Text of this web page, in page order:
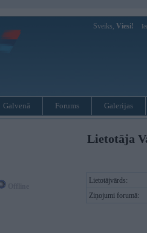
Sveiks, Viesi!
Galvenā Forums Galerijas
Lietotāja
Lietotājvārds:
Ziņojumi forumā: